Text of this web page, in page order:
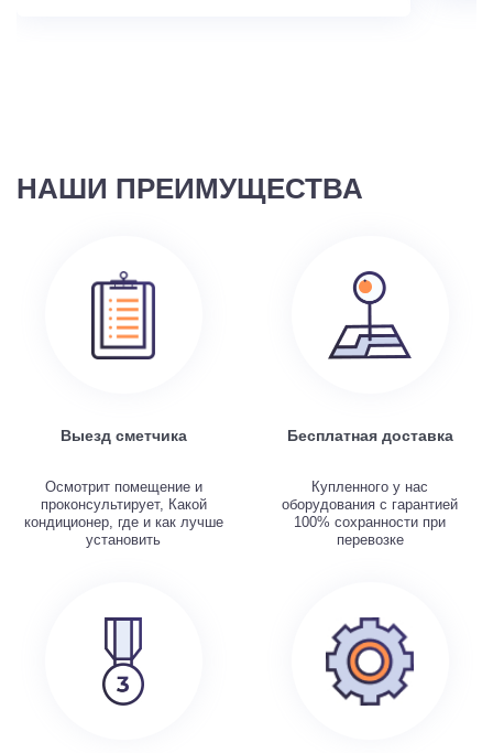
НАШИ ПРЕИМУЩЕСТВА
Выезд сметчика
Осмотрит помещение и
проконсультирует, Какой
кондиционер, где и как лучше
установить
Бесплатная доставка
Купленного у нас
оборудования с гарантией
100% сохранности при
перевозке